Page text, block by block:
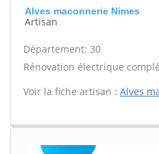
Alves maconnerie Nimes
Artisan
Département: 30
Rénovation électrique
Voir la fiche artisan : Alves